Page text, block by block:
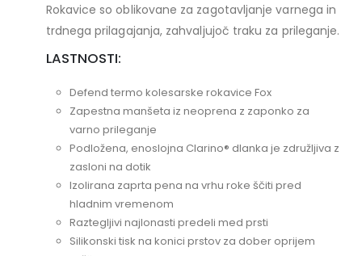
Rokavice so oblikovane za zagotavljanje varnega in
trdnega prilagajanja, zahvaljujoč traku za prileganje.
LASTNOSTI:
Defend termo kolesarske rokavice Fox
Zapestna manšeta iz neoprena z zaponko za
varno prileganje
Podložena, enoslojna Clarino® dlanka je združljiva z
zasloni na dotik
Izolirana zaprta pena na vrhu roke ščiti pred
hladnim vremenom
Raztegljivi najlonasti predeli med prsti
Silikonski tisk na konici prstov za dober oprijem